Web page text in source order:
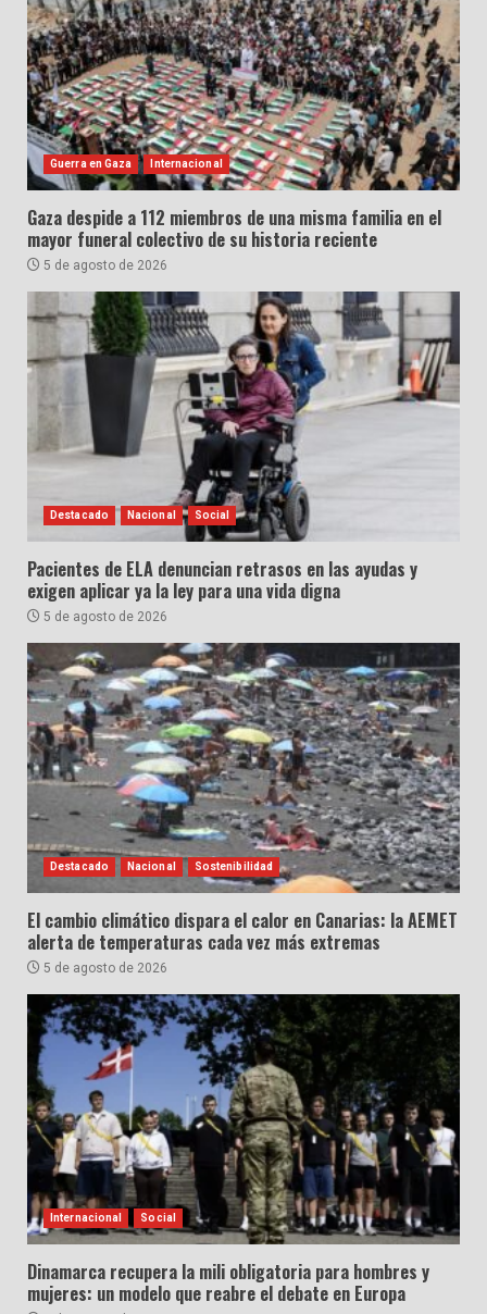
Guerra en Gaza Internacional
Gaza despide a 112 miembros de una misma familia en el
mayor funeral colectivo de su historia reciente
5 de agosto de 2026
Destacado Nacional Social
Pacientes de ELA denuncian retrasos en las ayudas y
exigen aplicar ya la ley para una vida digna
5 de agosto de 2026
Destacado Nacional Sostenibilidad
El cambio climático dispara el calor en Canarias: la AEMET
alerta de temperaturas cada vez más extremas
5 de agosto de 2026
Internacional Social
Dinamarca recupera la mili obligatoria para hombres y
mujeres: un modelo que reabre el debate en Europa